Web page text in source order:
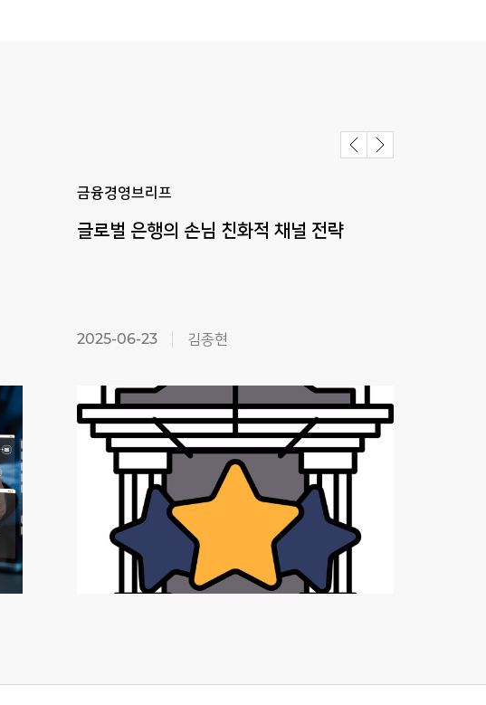
금융경영브리프
글로벌 은행의 손님 친화적 채널 전략
2025-06-23 김종현